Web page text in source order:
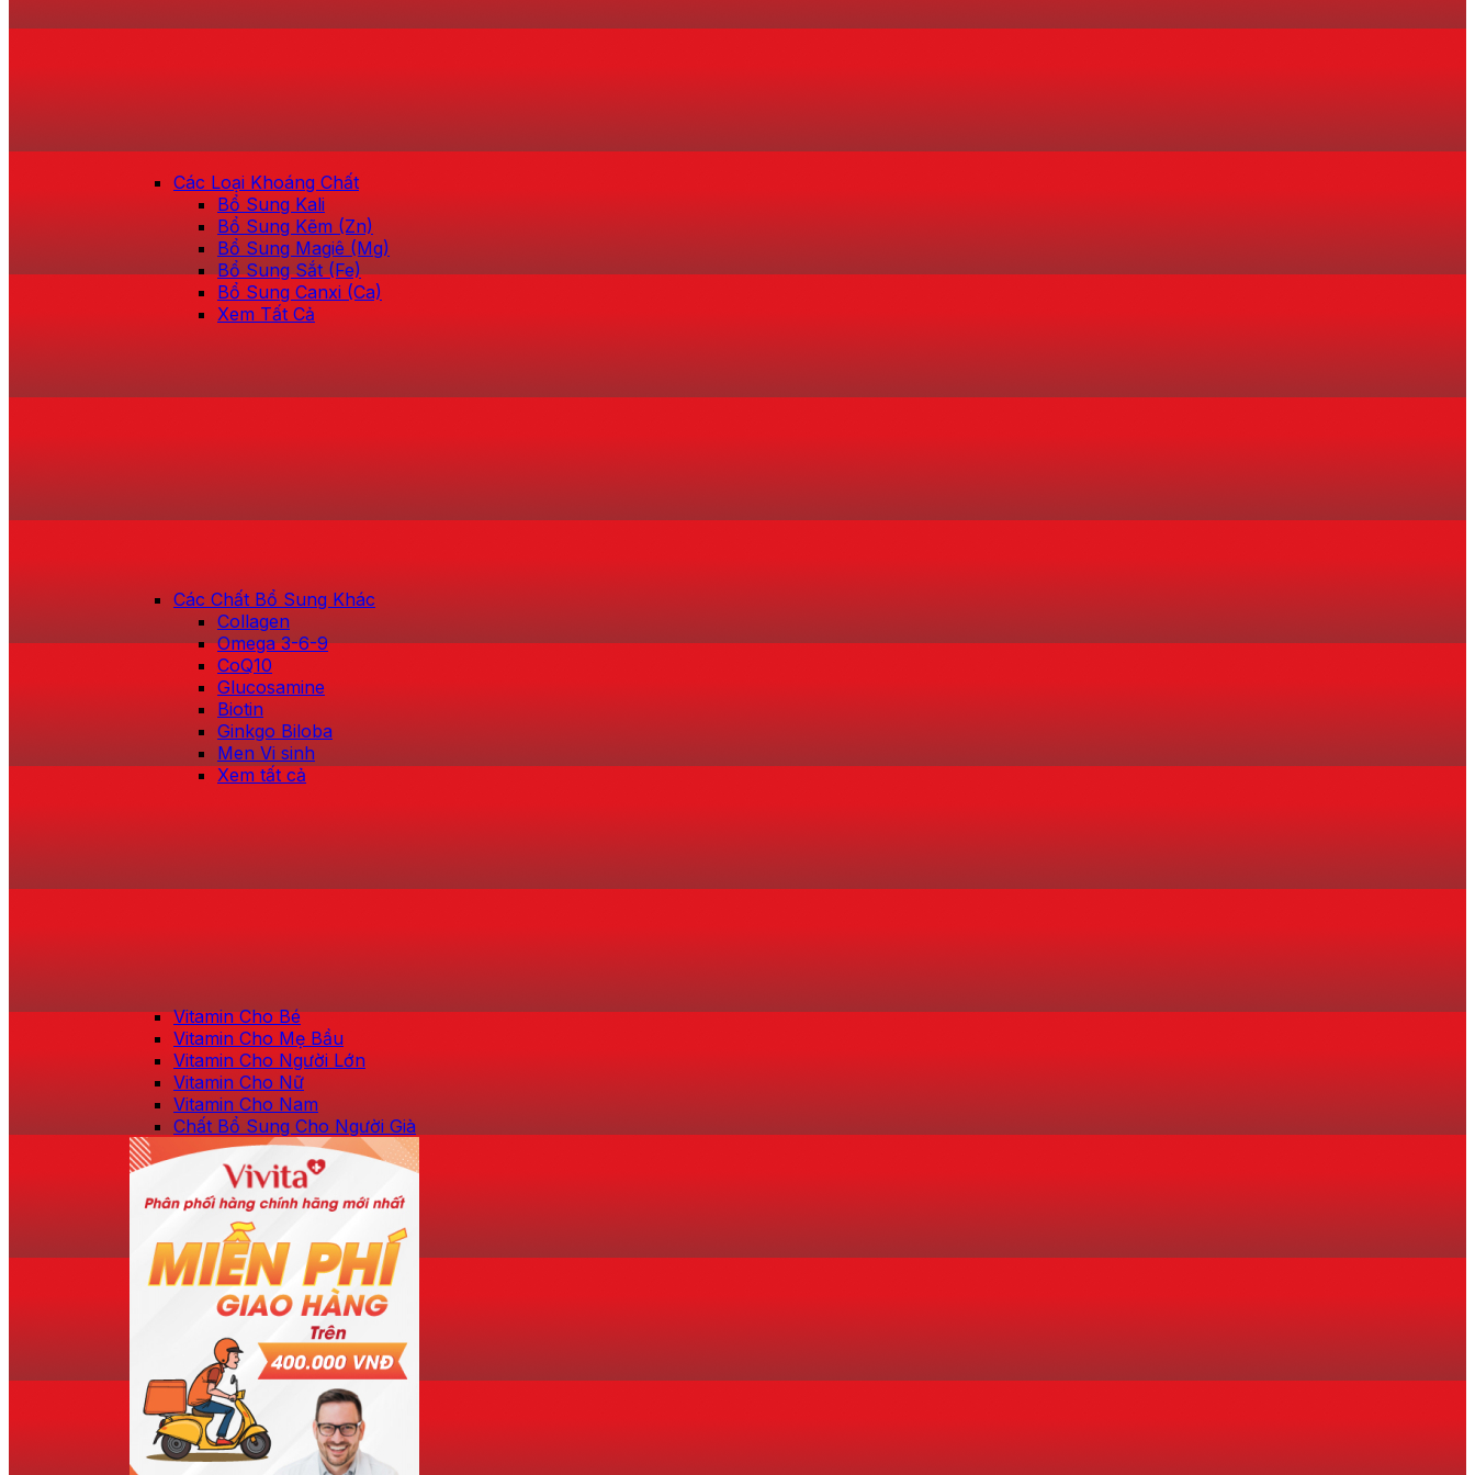
Các Loại Khoáng Chất
Bổ Sung Kali
Bổ Sung Kẽm (Zn)
Bổ Sung Magiê (Mg)
Bổ Sung Sắt (Fe)
Bổ Sung Canxi (Ca)
Xem Tất Cả
Các Chất Bổ Sung Khác
Collagen
Omega 3-6-9
CoQ10
Glucosamine
Biotin
Ginkgo Biloba
Men Vi sinh
Xem tất cả
Vitamin Cho Bé
Vitamin Cho Mẹ Bầu
Vitamin Cho Người Lớn
Vitamin Cho Nữ
Vitamin Cho Nam
Chất Bổ Sung Cho Người Già